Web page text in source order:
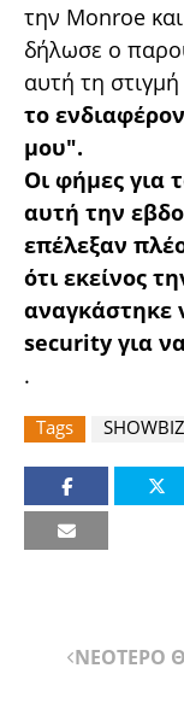
την Monroe
δήλωσε ο
αυτή τη στιγμή
το
μου".
Οι φήμες για
αυτή την
επέλεξαν
ότι εκείνος
αναγκάστηκε
security για
.
Tags SHOWBIZ
ΝΕΟΤΕΡΟ